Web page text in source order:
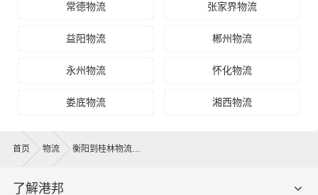
常德物流 张家界物流
益阳物流 郴州物流
永州物流 怀化物流
娄底物流 湘西物流
首页 物流 衡阳到桂林物流公司
了解港邦